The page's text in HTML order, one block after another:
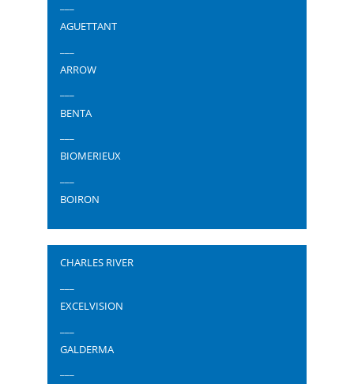
AGUETTANT
ARROW
BENTA
BIOMERIEUX
BOIRON
CHARLES RIVER
EXCELVISION
GALDERMA